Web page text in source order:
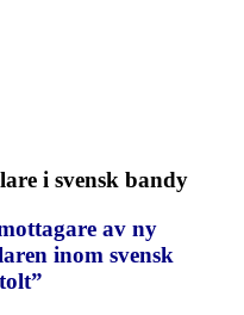
i svensk bandy
av ny
inom svensk